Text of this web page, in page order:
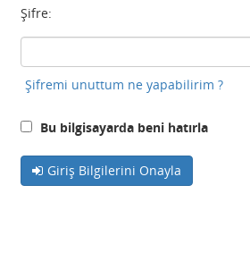
Şifre:
Şifremi unuttum ne yapabilirim ?
Bu bilgisayarda beni hatırla
Giriş Bilgilerini Onayla